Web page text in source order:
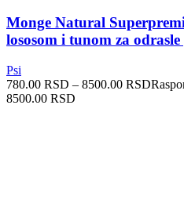
Monge Natural
lososom i tunom za odrasle
Psi
780.00 RSD – 8500.00 RSD
8500.00 RSD